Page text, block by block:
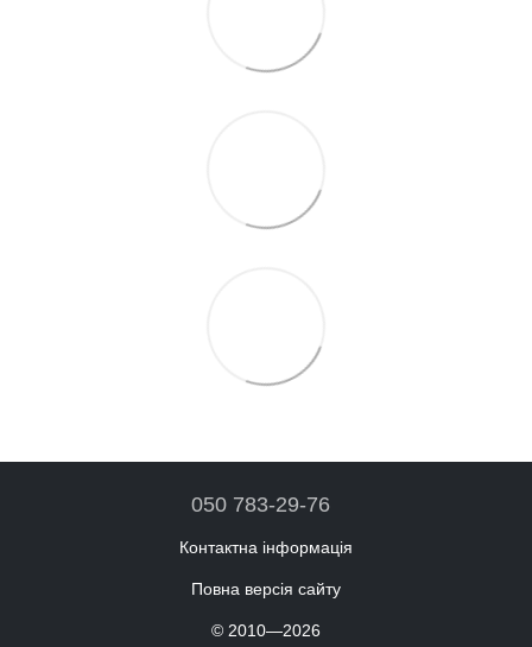
050 783-29-76
Контактна інформація
Повна версія сайту
© 2010—2026